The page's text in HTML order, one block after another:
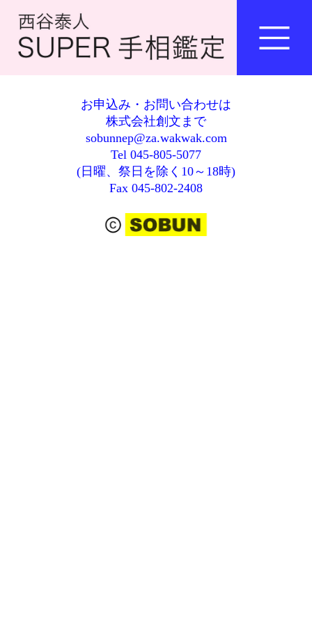
お申込み・お問い合わせは
株式会社創文まで
sobunnep@za.wakwak.com
Tel 045-805-5077
(日曜、祭日を除く10～18時)
Fax 045-802-2408